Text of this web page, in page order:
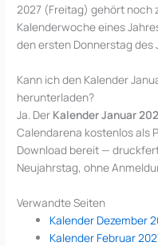
2027 (Freitag) gehört noch
Kalenderwoche eines
den ersten Donnerstag des
Kann ich den Kalender
herunterladen?
Ja. Der Kalender Januar
Calendarena kostenlos als
Download bereit —
Neujahrstag, ohne
Verwandte Seiten
Kalender Dezember
Kalender Februar